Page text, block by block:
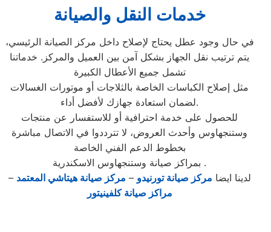
خدمات النقل والصيانة
في حال وجود عطل يحتاج لإصلاح داخل مركز الصيانة الرئيسي،
يتم ترتيب نقل الجهاز بشكل آمن بين العميل والمركز. خدماتنا
تشمل جميع الأعطال الكبيرة
مثل إصلاح الكباسات الخاصة بالثلاجات أو موتورات الغسالات
لضمان استعادة جهازك لأفضل أداء.
للحصول على خدمة احترافية أو للاستفسار عن منتجات
وستنجهاوس وأحدث العروض، لا تترددوا في الاتصال مباشرة
بخطوط الدعم الفني الخاصة
بمراكز صيانة وستنجهاوس الاسكندرية .
لدينا ايضا مركز صيانة تورنيدو – مركز صيانة هيتاشي المعتمد –
مراكز صيانة كلفينيتور